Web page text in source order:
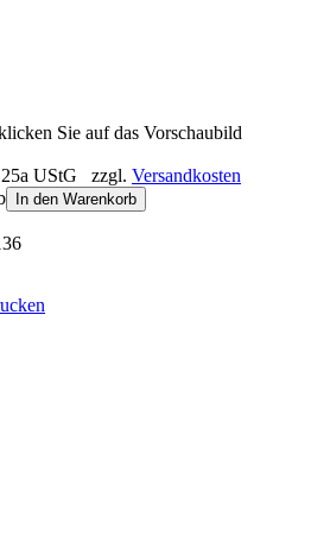
Sie auf das Vorschaubild
25a UStG zzgl. Versandkosten
In den Warenkorb